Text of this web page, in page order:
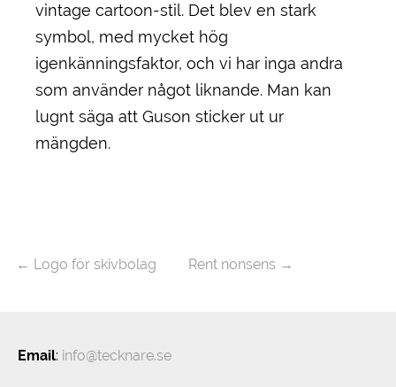
vintage cartoon-stil. Det blev en stark
symbol, med mycket hög
igenkänningsfaktor, och vi har inga andra
som använder något liknande. Man kan
lugnt säga att Guson sticker ut ur
mängden.
← Logo för skivbolag Rent nonsens →
Email: info@tecknare.se